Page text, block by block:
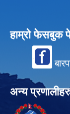
हाम्रो फेसबुक
अन्य